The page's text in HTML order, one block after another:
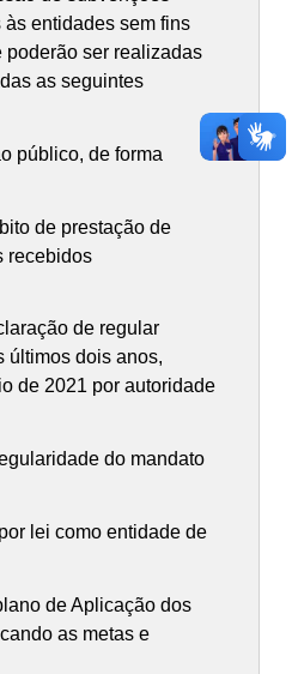
entidades sem fins
poderão ser realizadas
as seguintes
público, de forma
de prestação de
recebidos
de regular
últimos dois anos,
de 2021 por autoridade
do mandato
lei como entidade de
de Aplicação dos
as metas e